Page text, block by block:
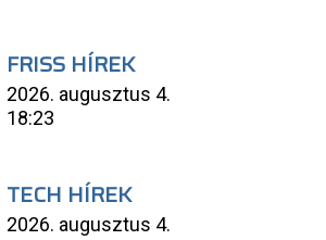
FRISS HÍREK
2026. augusztus 4.
18:23
TECH HÍREK
2026. augusztus 4.